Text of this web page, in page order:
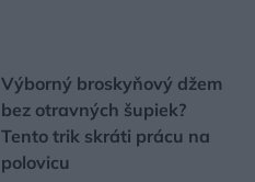
Výborný broskyňový džem
bez otravných šupiek?
Tento trik skráti prácu na
polovicu